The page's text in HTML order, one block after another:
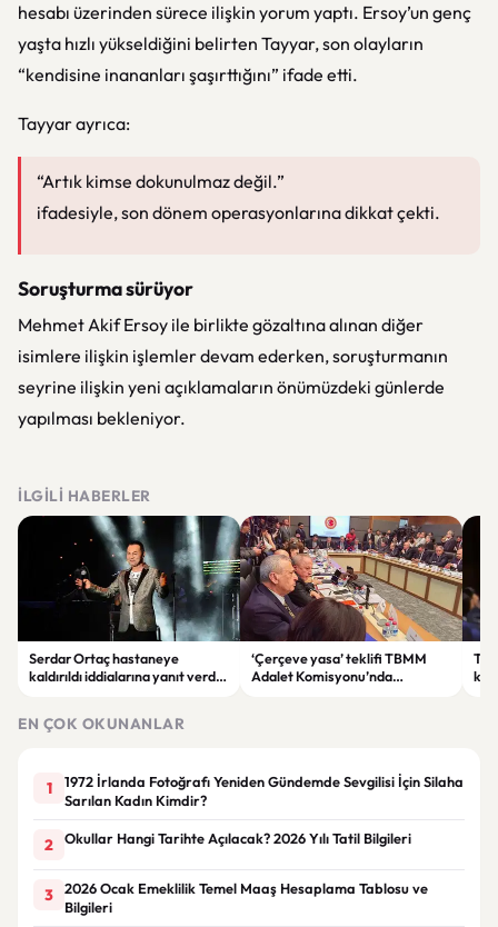
hesabı üzerinden sürece ilişkin yorum yaptı. Ersoy’un genç
yaşta hızlı yükseldiğini belirten Tayyar, son olayların
“kendisine inananları şaşırttığını” ifade etti.
Tayyar ayrıca:
“Artık kimse dokunulmaz değil.”
ifadesiyle, son dönem operasyonlarına dikkat çekti.
Soruşturma sürüyor
Mehmet Akif Ersoy ile birlikte gözaltına alınan diğer
isimlere ilişkin işlemler devam ederken, soruşturmanın
seyrine ilişkin yeni açıklamaların önümüzdeki günlerde
yapılması bekleniyor.
İLGILI HABERLER
Serdar Ortaç hastaneye
kaldırıldı iddialarına yanıt verdi:
‘Çerçeve yasa’ teklifi TBMM
Adalet Komisyonu’nda
EN ÇOK OKUNANLAR
1
1972 İrlanda Fotoğrafı Yeniden Gündemde Sevgilisi İçin Silaha
Sarılan Kadın Kimdir?
2 Okullar Hangi Tarihte Açılacak? 2026 Yılı Tatil Bilgileri
3
2026 Ocak Emeklilik Temel Maaş Hesaplama Tablosu ve
Bilgileri